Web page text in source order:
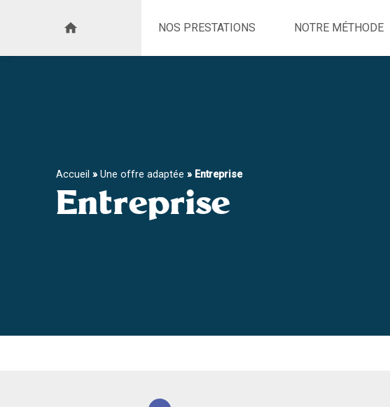
NOS PRESTATIONS NOTRE MÉTHODE
Accueil » Une offre adaptée » Entreprise
Entreprise